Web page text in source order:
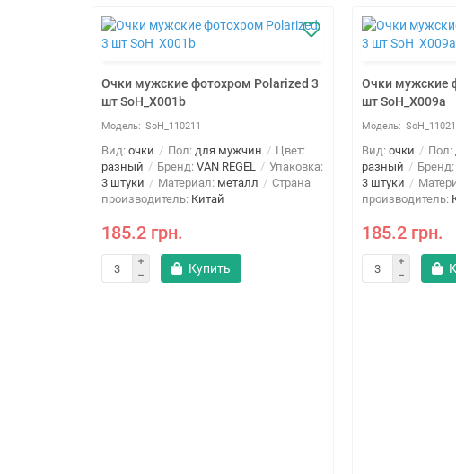
Очки мужские фотохром Polarized 3
шт SoH_X001b
SoH_110211
Вид: очки Пол: для мужчин
Цвет:
разный
Бренд: VAN REGEL
Упаковка:
3 штуки
Материал: металл
Страна
производитель: Китай
185.2 грн.
Купить
Очки мужские
шт SoH_X009a
Вид: очки Пол:
разный
Бренд:
3 штуки
производитель:
185.2 грн.